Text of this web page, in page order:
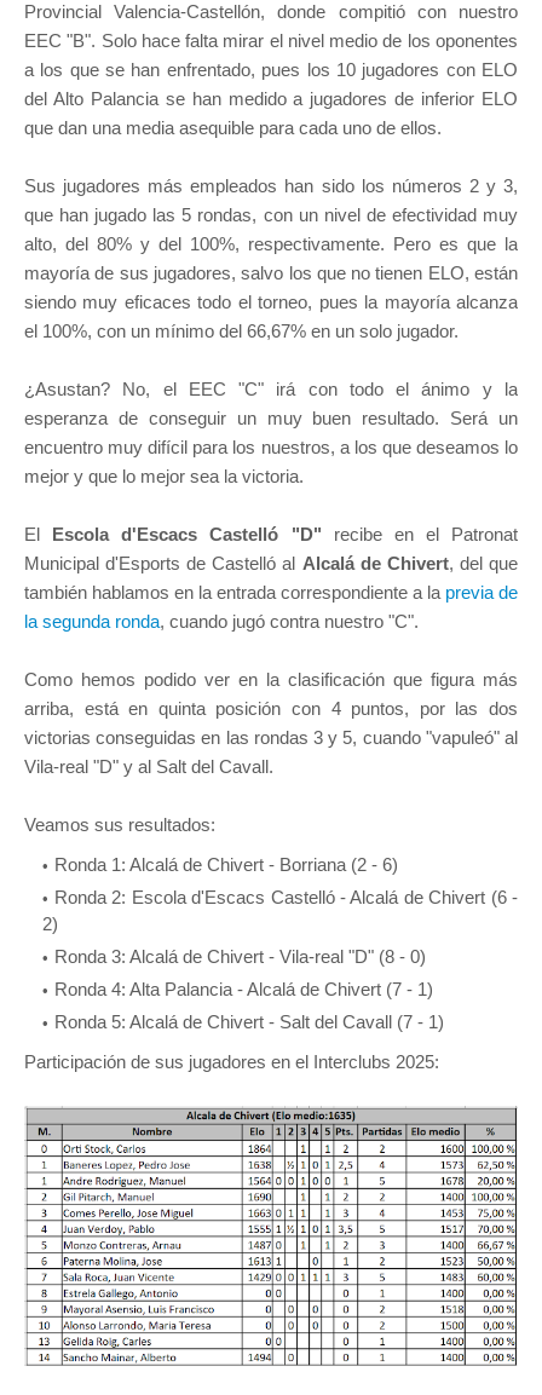
Provincial Valencia-Castellón, donde compitió con nuestro
EEC "B". Solo hace falta mirar el nivel medio de los oponentes
a los que se han enfrentado, pues los 10 jugadores con ELO
del Alto Palancia se han medido a jugadores de inferior ELO
que dan una media asequible para cada uno de ellos.
Sus jugadores más empleados han sido los números 2 y 3,
que han jugado las 5 rondas, con un nivel de efectividad muy
alto, del 80% y del 100%, respectivamente. Pero es que la
mayoría de sus jugadores, salvo los que no tienen ELO, están
siendo muy eficaces todo el torneo, pues la mayoría alcanza
el 100%, con un mínimo del 66,67% en un solo jugador.
¿Asustan? No, el EEC "C" irá con todo el ánimo y la
esperanza de conseguir un muy buen resultado. Será un
encuentro muy difícil para los nuestros, a los que deseamos lo
mejor y que lo mejor sea la victoria.
El Escola d'Escacs Castelló "D" recibe en el Patronat
Municipal d'Esports de Castelló al Alcalá de Chivert, del que
también hablamos en la entrada correspondiente a la previa de
la segunda ronda, cuando jugó contra nuestro "C".
Como hemos podido ver en la clasificación que figura más
arriba, está en quinta posición con 4 puntos, por las dos
victorias conseguidas en las rondas 3 y 5, cuando "vapuleó" al
Vila-real "D" y al Salt del Cavall.
Veamos sus resultados:
Ronda 1: Alcalá de Chivert - Borriana (2 - 6)
Ronda 2: Escola d'Escacs Castelló - Alcalá de Chivert (6 -
2)
Ronda 3: Alcalá de Chivert - Vila-real "D" (8 - 0)
Ronda 4: Alta Palancia - Alcalá de Chivert (7 - 1)
Ronda 5: Alcalá de Chivert - Salt del Cavall (7 - 1)
Participación de sus jugadores en el Interclubs 2025: